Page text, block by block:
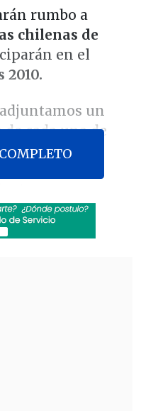
rumbo a
chilenas de
en el
un
cada una de
que dirige
en Uruguay